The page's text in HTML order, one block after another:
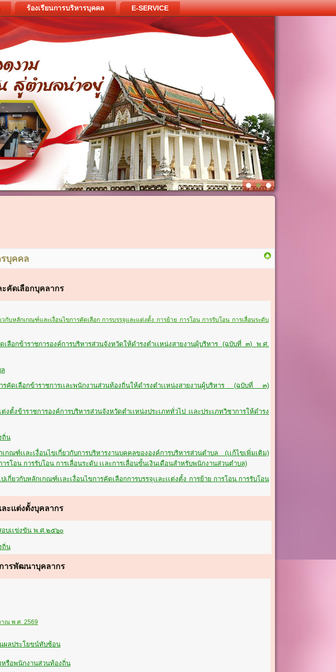
ร้องเรียนการบริหารบุคคล E-SERVICE
บุคคล
ะคัดเลือกบุคลากร
บหลักเกณฑ์และเงื่อนไขการคัดเลือก การบรรจุและแต่งตั้ง การย้าย การโอน การรับโอน การเลื่อนระดับ
ดเลือกข้าราชการองค์การบริหารส่วนจังหวัดให้ดำรงตำเเหน่งสายงานผุ้บริหาร (ฉบับที่ ๓) พ.ศ.
ารคัดเลือกข้าราชการเเละพนักงานส่วนท้องถิ่นให้ดำรงตำเเหน่งสายงานผู้บริหาร (ฉบับที่ ๓)
งตั้งข้าราชการองค์การบริหารส่วนจังหวัดตำเเหน่งประเภททั่วไป เเละประเภทวิชาการให้ดำรง
ถิ่น
ฑ์เเละเงื่อนไขเกี่ยวกับการบริหารงานบุคคลขององค์การบริหารส่วนตำบล (เเก้ไขเพิ่มเติม)
รโอน การรับโอน การเลื่อนระดับ เเละการเลื่อนขั้นเงินเดือนสำหรับพนักงานส่วนตำบล)
กี่ยวกับหลักเกณฑ์เเละเงื่อนไขการคัดเลือกการบรรจุเเละเเต่งตั้ง การย้าย การโอน การรับโอน
บุคลากร
อบเเข่งขัน พ.ศ.๒๕๖๐
ถิ่น
คลากร
าณ พ.ศ. 2569
ผลประโยขน์ทับซ้อน
หรือพนักงานส่วนท้องถิ่น